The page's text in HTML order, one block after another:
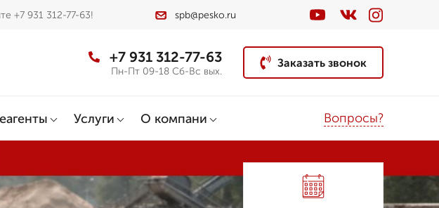
+7 931 312-77-63! spb@pesko.ru
+7 931 312-77-63
Пн-Пт 09-18 Сб-Вс вых.
Заказать звонок
Услуги О компани Вопросы?